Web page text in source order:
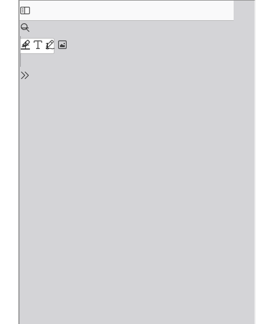
Saltar
al
contenido
del
PDF